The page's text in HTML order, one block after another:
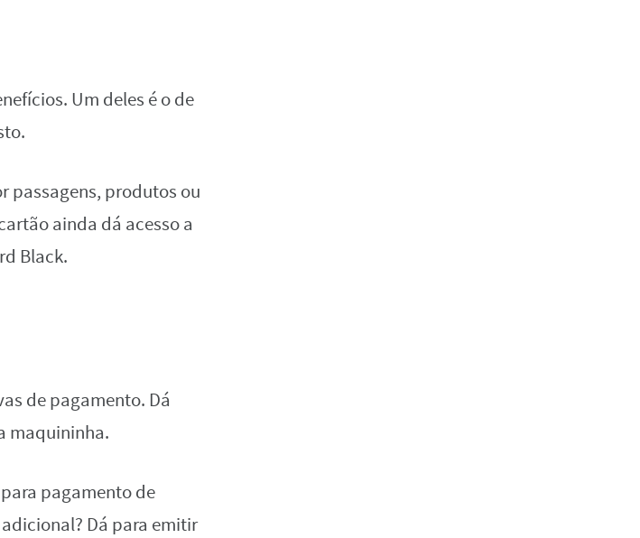
Um deles é o de
passagens, produtos ou
ainda dá acesso a
Black.
de pagamento. Dá
maquininha.
pagamento de
Dá para emitir